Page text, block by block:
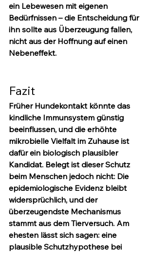
ein Lebewesen mit eigenen
Bedürfnissen – die Entscheidung für
ihn sollte aus Überzeugung fallen,
nicht aus der Hoffnung auf einen
Nebeneffekt.
Fazit
Früher Hundekontakt könnte das
kindliche Immunsystem günstig
beeinflussen, und die erhöhte
mikrobielle Vielfalt im Zuhause ist
dafür ein biologisch plausibler
Kandidat. Belegt ist dieser Schutz
beim Menschen jedoch nicht: Die
epidemiologische Evidenz bleibt
widersprüchlich, und der
überzeugendste Mechanismus
stammt aus dem Tierversuch. Am
ehesten lässt sich sagen: eine
plausible Schutzhypothese bei